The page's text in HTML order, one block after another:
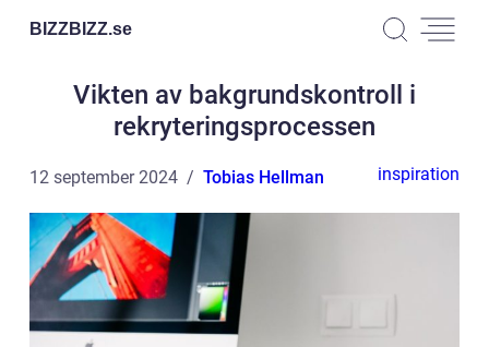
BIZZBIZZ.se
Vikten av bakgrundskontroll i
rekryteringsprocessen
12 september 2024 Tobias Hellman inspiration